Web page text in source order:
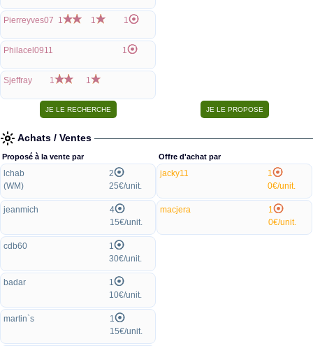
Pierreyves07 1 1 1
Philacel0911 1
Sjeffray 1 1
Achats / Ventes
Proposé à la vente par
lchab
(WM)
2
25€/unit.
jeanmich
4
15€/unit.
cdb60
1
30€/unit.
badar
1
10€/unit.
martin`s
1
15€/unit.
Offre d'achat par
jacky11
1
0€/unit.
macjera
1
0€/unit.